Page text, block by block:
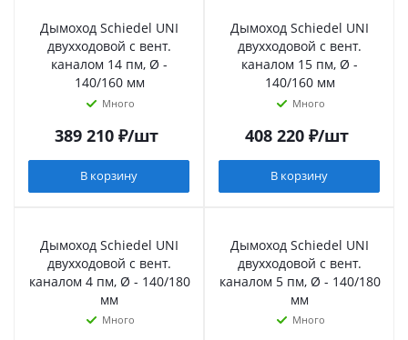
Дымоход Schiedel UNI
двухходовой с вент.
каналом 14 пм, Ø -
140/160 мм
Много
389 210₽/шт
В корзину
Дымоход Schiedel UNI
двухходовой с вент.
каналом 15 пм, Ø -
140/160 мм
Много
408 220₽/шт
В корзину
Дымоход Schiedel UNI
двухходовой с вент.
каналом 4 пм, Ø - 140/180
мм
Много
Дымоход Schiedel UNI
двухходовой с вент.
каналом 5 пм, Ø - 140/180
мм
Много